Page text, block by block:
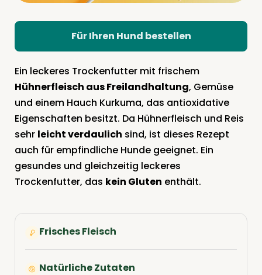
Ein leckeres Trockenfutter mit frischem
Hühnerfleisch aus Freilandhaltung, Gemüse
und einem Hauch Kurkuma, das antioxidative
Eigenschaften besitzt. Da Hühnerfleisch und Reis
sehr leicht verdaulich sind, ist dieses Rezept
auch für empfindliche Hunde geeignet. Ein
gesundes und gleichzeitig leckeres
Trockenfutter, das kein Gluten enthält.
Für Ihren Hund bestellen
Frisches Fleisch
Natürliche Zutaten